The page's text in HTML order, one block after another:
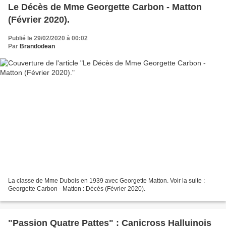
Le Décès de Mme Georgette Carbon - Matton
(Février 2020).
Publié le 29/02/2020 à 00:02
Par Brandodean
La classe de Mme Dubois en 1939 avec Georgette Matton. Voir la suite :
Georgette Carbon - Matton : Décès (Février 2020).
"Passion Quatre Pattes" : Canicross Halluinois